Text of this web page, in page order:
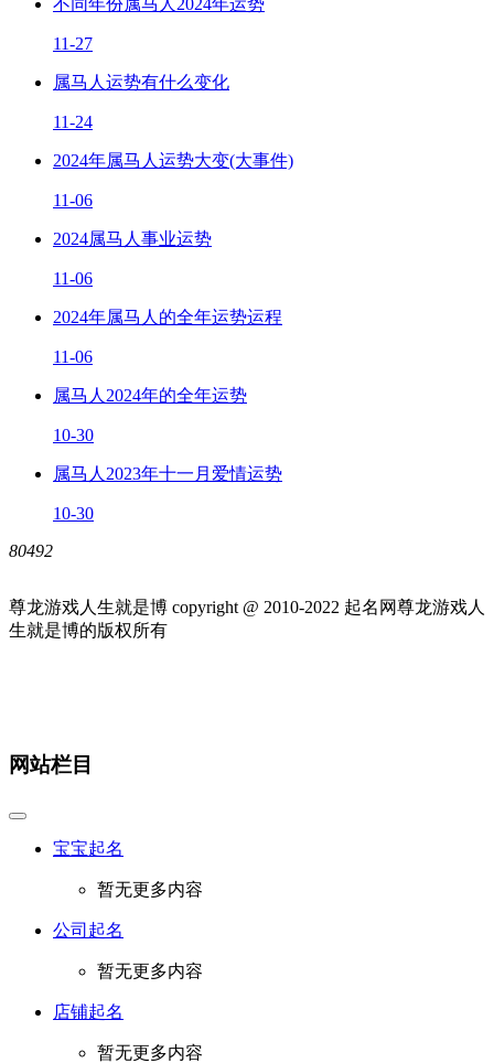
11-27
属马人运势有什么变化
11-24
2024年属马人运势大变(大事件)
11-06
2024属马人事业运势
11-06
2024年属马人的全年运势运程
11-06
属马人2024年的全年运势
10-30
属马人2023年十一月爱情运势
10-30
80492
尊龙游戏人生就是博 copyright @ 2010-2022 起名网尊龙游戏人
生就是博的版权所有
网站栏目
宝宝起名
暂无更多内容
公司起名
暂无更多内容
店铺起名
暂无更多内容